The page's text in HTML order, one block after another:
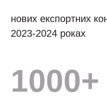
нових експортних
2023-2024 роках
1000+